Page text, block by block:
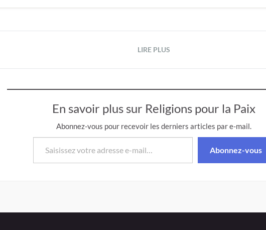
LIRE PLUS
En savoir plus sur Religions pour la Paix
Abonnez-vous pour recevoir les derniers articles par e-mail.
Saisissez votre adresse e-mail…
Abonnez-vous